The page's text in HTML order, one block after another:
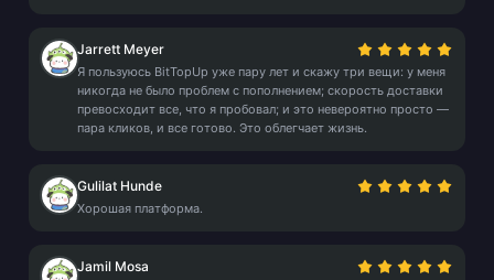
Jarrett Meyer
Я пользуюсь BitTopUp уже пару лет и скажу три вещи: у меня
никогда не было проблем с пополнением; скорость доставки
превосходит все, что я пробовал; и это невероятно просто —
пара кликов, и все готово. Это облегчает жизнь.
Gulilat Hunde
Хорошая платформа.
Jamil Mosa